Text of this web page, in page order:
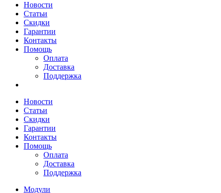
Новости
Статьи
Скидки
Гарантии
Контакты
Помощь
Оплата
Доставка
Поддержка
Новости
Статьи
Скидки
Гарантии
Контакты
Помощь
Оплата
Доставка
Поддержка
Модули